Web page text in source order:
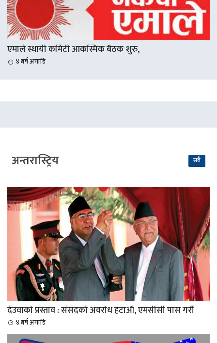
एमाले स्थायी कमिटी आकस्मिक बैठक शुरु,
४ बर्ष अगाडि
अन्तरास्ट्रिय सबै
देउवाको प्रस्ताव : संसदको अवरोध हटाऔं, एमसीसी पास गरौं
४ बर्ष अगाडि